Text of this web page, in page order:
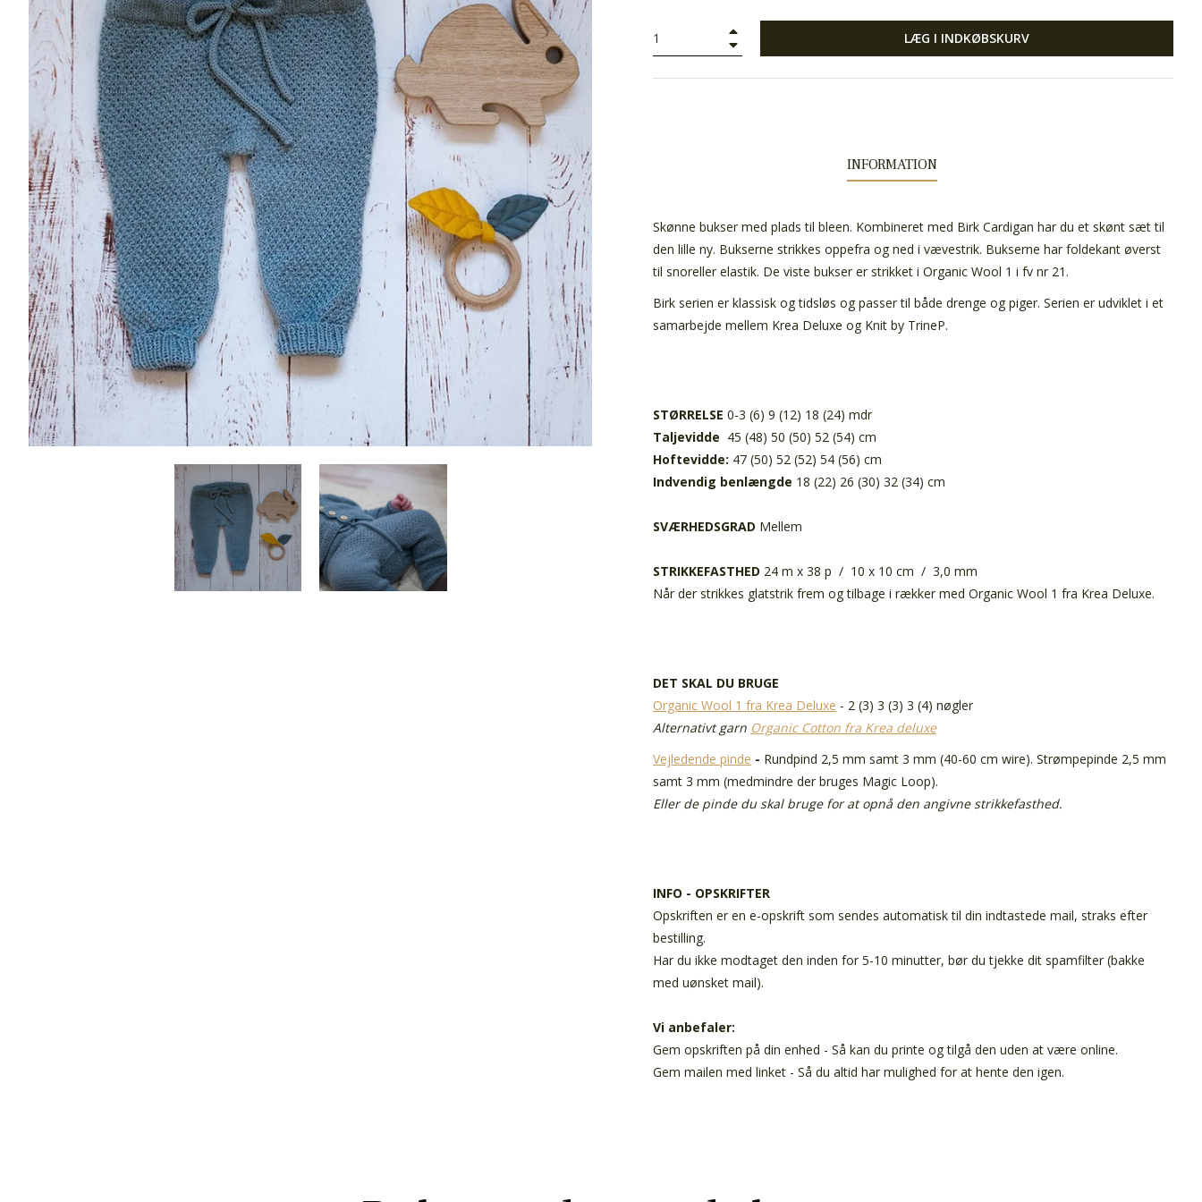
LÆG I INDKØBSKURV
INFORMATION
Skønne bukser med plads til bleen. Kombineret med Birk Cardigan har du et skønt sæt til
den lille ny. Bukserne strikkes oppefra og ned i vævestrik. Bukserne har foldekant øverst
til snoreller elastik. De viste bukser er strikket i Organic Wool 1 i fv nr 21.
Birk serien er klassisk og tidsløs og passer til både drenge og piger. Serien er udviklet i et
samarbejde mellem Krea Deluxe og Knit by TrineP.
STØRRELSE 0-3 (6) 9 (12) 18 (24) mdr
Taljevidde 45 (48) 50 (50) 52 (54) cm
Hoftevidde: 47 (50) 52 (52) 54 (56) cm
Indvendig benlængde 18 (22) 26 (30) 32 (34) cm
SVÆRHEDSGRAD Mellem
STRIKKEFASTHED 24 m x 38 p / 10 x 10 cm / 3,0 mm
Når der strikkes glatstrik frem og tilbage i rækker med Organic Wool 1 fra Krea Deluxe.
DET SKAL DU BRUGE
Organic Wool 1 fra Krea Deluxe - 2 (3) 3 (3) 3 (4) nøgler
Alternativt garn Organic Cotton fra Krea deluxe
Vejledende pinde - Rundpind 2,5 mm samt 3 mm (40-60 cm wire). Strømpepinde 2,5 mm
samt 3 mm (medmindre der bruges Magic Loop).
Eller de pinde du skal bruge for at opnå den angivne strikkefasthed.
INFO - OPSKRIFTER
Opskriften er en e-opskrift som sendes automatisk til din indtastede mail, straks efter
bestilling.
Har du ikke modtaget den inden for 5-10 minutter, bør du tjekke dit spamfilter (bakke
med uønsket mail).
Vi anbefaler:
Gem opskriften på din enhed - Så kan du printe og tilgå den uden at være online.
Gem mailen med linket - Så du altid har mulighed for at hente den igen.